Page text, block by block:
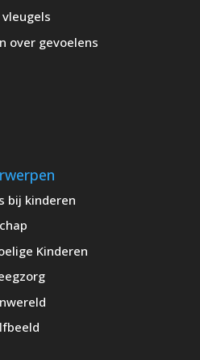
over gevoelens
bij kinderen
Kinderen